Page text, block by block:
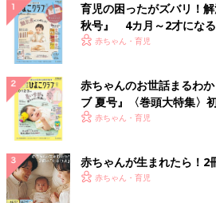
育児の困ったがズバリ！
秋号』 4カ月～2才にな
いっぱい！
赤ちゃん・育児
赤ちゃんのお世話まるわ
ブ 夏号』〈巻頭大特集〉
く！ おっぱい・ミルクの
赤ちゃん・育児
赤ちゃんが生まれたら！2
赤ちゃん・育児